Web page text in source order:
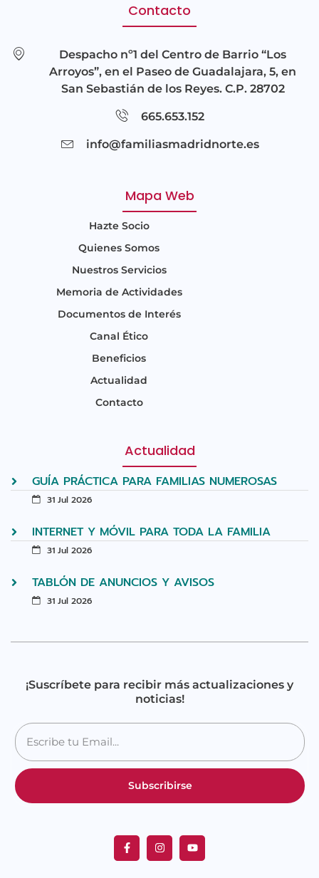
Contacto
Despacho nº1 del Centro de Barrio “Los
Arroyos”, en el Paseo de Guadalajara, 5, en
San Sebastián de los Reyes. C.P. 28702
665.653.152
info@familiasmadridnorte.es
Mapa Web
Hazte Socio
Quienes Somos
Nuestros Servicios
Memoria de Actividades
Documentos de Interés
Canal Ético
Beneficios
Actualidad
Contacto
Actualidad
GUÍA PRÁCTICA PARA FAMILIAS NUMEROSAS
31 Jul 2026
INTERNET Y MÓVIL PARA TODA LA FAMILIA
31 Jul 2026
TABLÓN DE ANUNCIOS Y AVISOS
31 Jul 2026
¡Suscríbete para recibir más actualizaciones y
noticias!
Subscribirse